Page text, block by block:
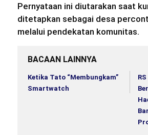
Pernyataan ini diutarakan saat
ditetapkan sebagai desa
melalui pendekatan komunitas.
BACAAN LAINNYA
Ketika Tato “Membungkam”
Smartwatch